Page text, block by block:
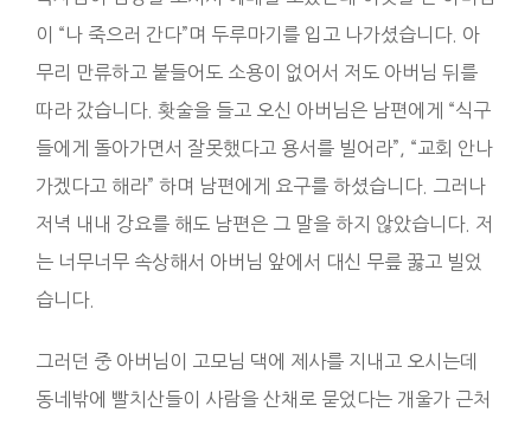
이 “나 죽으러 간다”며 두루마기를 입고 나가셨습니다. 아
무리 만류하고 붙들어도 소용이 없어서 저도 아버님 뒤를
따라 갔습니다. 홧술을 들고 오신 아버님은 남편에게 “식구
들에게 돌아가면서 잘못했다고 용서를 빌어라”, “교회 안나
가겠다고 해라” 하며 남편에게 요구를 하셨습니다. 그러나
저녁 내내 강요를 해도 남편은 그 말을 하지 않았습니다. 저
는 너무너무 속상해서 아버님 앞에서 대신 무릎 꿇고 빌었
습니다.
그러던 중 아버님이 고모님 댁에 제사를 지내고 오시는데
동네밖에 빨치산들이 사람을 산채로 묻었다는 개울가 근처